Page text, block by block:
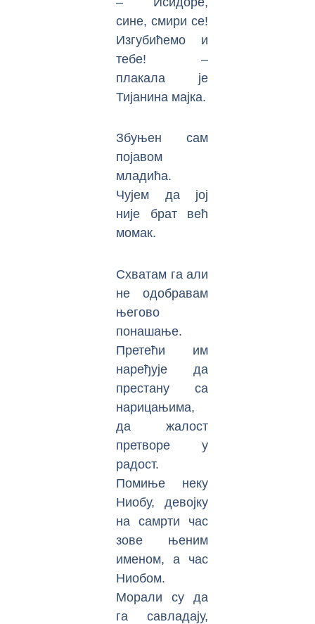
сине, смири се!
Изгубићемо и
тебе! –
плакала је
Тијанина мајка.
Збуњен сам
појавом
младића.
Чујем да јој
није брат већ
момак.
Схватам га али
не одобравам
његово
понашање.
Претећи им
наређује да
престану са
нарицањима,
да жалост
претворе у
радост.
Помиње неку
Ниобу, девојку
на самрти час
зове њеним
именом, а час
Ниобом.
Морали су да
га савладају,